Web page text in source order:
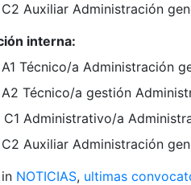
C2 Auxiliar Administración
interna:
A1 Técnico/a Administración
A2 Técnico/a gestión
C1 Administrativo/a
C2 Auxiliar Administración
NOTICIAS, ultimas